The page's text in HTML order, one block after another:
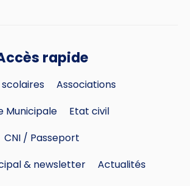
rapide
scolaires
Associations
Municipale
Etat civil
CNI / Passeport
& newsletter
Actualités